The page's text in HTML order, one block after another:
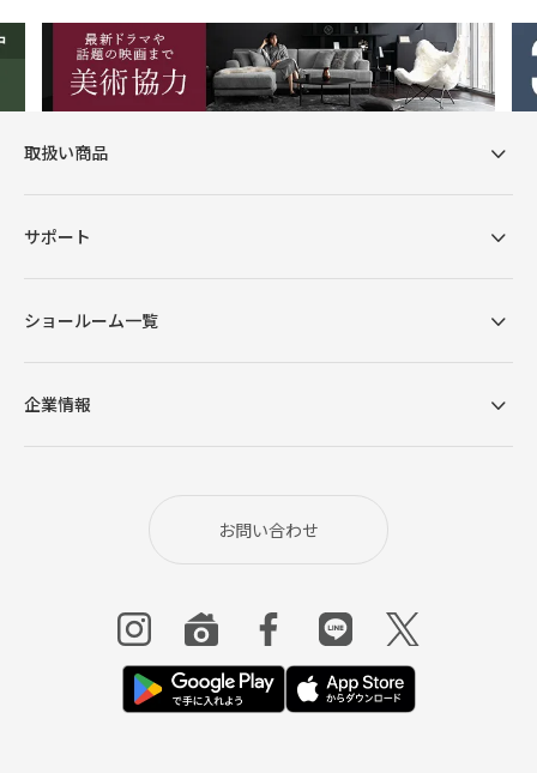
取扱い商品
サポート
ショールーム一覧
企業情報
お問い合わせ